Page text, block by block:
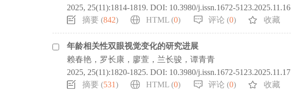
2025, 25(11):1814-1819. DOI: 10.3980/j.issn.1672-5123.2025.11.16
摘要 (842) HTML (0) 评论 (0) 收藏
年龄相关性双眼视觉变化的研究进展
赖春艳，罗长康，廖萱，兰长骏，谭青青
2025, 25(11):1820-1825. DOI: 10.3980/j.issn.1672-5123.2025.11.17
摘要 (531) HTML (0) 评论 (0) 收藏